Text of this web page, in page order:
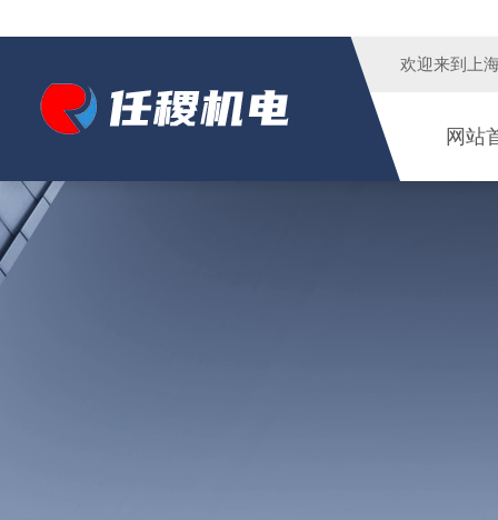
欢迎来到 上
网站